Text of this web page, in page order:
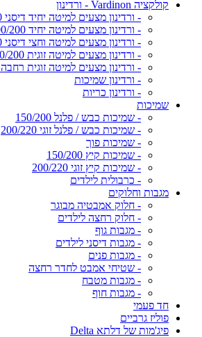
קולקציה Vardinon - ורדינון
- ורדינון מצעים למיטה יחיד דיסני 90/200
- ורדינון מצעים למיטה יחיד 90/200
- ורדינון מצעים למיטה וחצי דיסני 120/200
- ורדינון מצעים למיטה זוגית 160/200
- ורדינון מצעים למיטה זוגית רחבה 180/200
- ורדינון שמיכות
- ורדינון כריות
שמיכות
- שמיכות כבש / פלנל 150/200
- שמיכות כבש / פלנל זוגי 200/220
- שמיכות פוך
- שמיכות קיץ 150/200
- שמיכות קיץ זוגי 200/220
- כרבולית לילדים
מגבות וחלוקים
- חלוק אמבטיה מבוגר
- חלוק רחצה לילדים
- מגבות גוף
- מגבות דיסני לילדים
- מגבות פנים
- שטיחי אמבט לחדר רחצה
- מגבות מטבח
- מגבות חוף
חד פעמי
פוליז גרביים
פיג'מות של דלתא Delta